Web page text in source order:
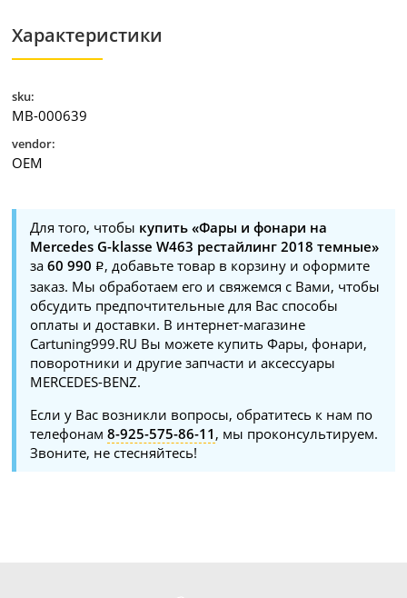
Характеристики
sku:
MB-000639
vendor:
OEM
Для того, чтобы купить «Фары и фонари на
Mercedes G-klasse W463 рестайлинг 2018 темные»
за60 990
, добавьте товар в корзину и оформите
заказ. Мы обработаем его и свяжемся с Вами, чтобы
обсудить предпочтительные для Вас способы
оплаты и доставки. В интернет-магазине
Cartuning999.RU Вы можете купить Фары, фонари,
поворотники и другие запчасти и аксессуары
MERCEDES-BENZ.
Если у Вас возникли вопросы, обратитесь к нам по
телефонам8-925-575-86-11 , мы проконсультируем.
Звоните, не стесняйтесь!